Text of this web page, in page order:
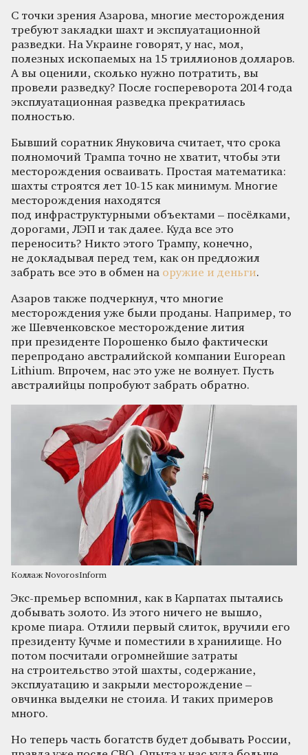
С точки зрения Азарова, многие месторождения
требуют закладки шахт и эксплуатационной
разведки. На Украине говорят, у нас, мол,
полезных ископаемых на 15 триллионов долларов.
А вы оценили, сколько нужно потратить, вы
провели разведку? После госпереворота 2014 года
эксплуатационная разведка прекратилась
полностью.
Бывший соратник Януковича считает, что срока
полномочий Трампа точно не хватит, чтобы эти
месторождения осваивать. Простая математика:
шахты строятся лет 10-15 как минимум. Многие
месторождения находятся
под инфраструктурными объектами – посёлками,
дорогами, ЛЭП и так далее. Куда все это
переносить? Никто этого Трампу, конечно,
не докладывал перед тем, как он предложил
забрать все это в обмен на оружие и деньги.
Азаров также подчеркнул, что многие
месторождения уже были проданы. Например, то
же Шевченковское месторождение лития
при президенте Порошенко было фактически
перепродано австралийской компании European
Lithium. Впрочем, нас это уже не волнует. Пусть
австралийцы попробуют забрать обратно.
Коллаж NovorosInform
Экс-премьер вспомнил, как в Карпатах пытались
добывать золото. Из этого ничего не вышло,
кроме пиара. Отлили первый слиток, вручили его
президенту Кучме и поместили в хранилище. Но
потом посчитали огромнейшие затраты
на строительство этой шахты, содержание,
эксплуатацию и закрыли месторождение –
овчинка выделки не стоила. И таких примеров
много.
Но теперь часть богатств будет добывать России,